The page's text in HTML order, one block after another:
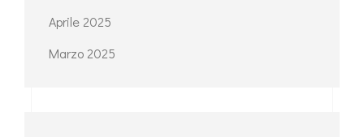
Aprile 2025
Marzo 2025